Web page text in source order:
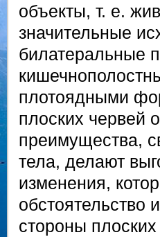
объекты, т. е.
значительные
билатеральные
плотоядными
плоских червей
преимущества,
тела, делают
изменения,
обстоятельство
стороны